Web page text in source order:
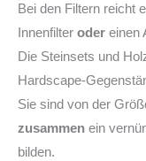
Bei den Filtern reicht
Innenfilter oder einen
Die Steinsets und
Hardscape-
Sie sind von der
zusammen ein
bilden.